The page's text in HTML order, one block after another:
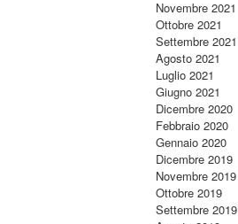
Novembre 2021
Ottobre 2021
Settembre 2021
Agosto 2021
Luglio 2021
Giugno 2021
Dicembre 2020
Febbraio 2020
Gennaio 2020
Dicembre 2019
Novembre 2019
Ottobre 2019
Settembre 2019